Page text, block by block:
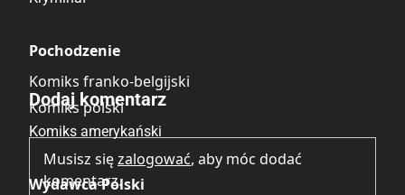
Pochodzenie
Komiks franko-belgijski
Komiks polski
Komiks amerykański
Wydawca Polski
Brak opinii.
Dodaj komentarz
Musisz sięzalogować, aby móc dodać
komentarz.